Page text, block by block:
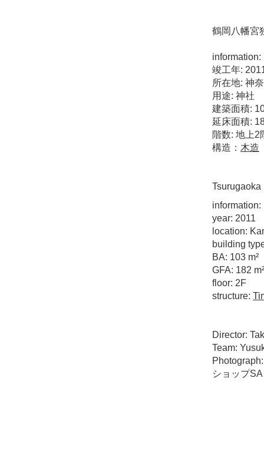
鶴岡八幡宮
information:
竣工年:
所在地: 神
用途: 神社
建築面積:
延床面積:
階数: 地上2
構造： 木造
information:
year: 2011
location:
building
BA: 103 m²
GFA: 182 m²
floor: 2F
structure:
Director:
Team:
ショップ